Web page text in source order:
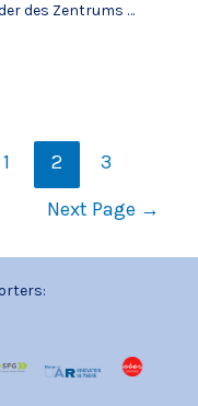
des Zentrums …
1 2
3
Next Page →